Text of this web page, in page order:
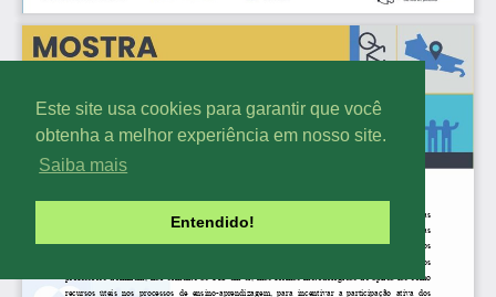
Este site usa cookies para garantir que você
obtenha a melhor experiência em nosso site.
Saiba mais
Entendido!